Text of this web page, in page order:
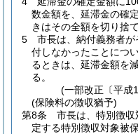
数金額を、延滞金の確
きはその全額を切り捨て
5
市長は、納付義務者
付しなかったことにつ
るときは、延滞金額を
る。
(一部改正〔平成
(保険料の徴収猶予)
第8条
市長は、特別徴
定する特別徴収対象被